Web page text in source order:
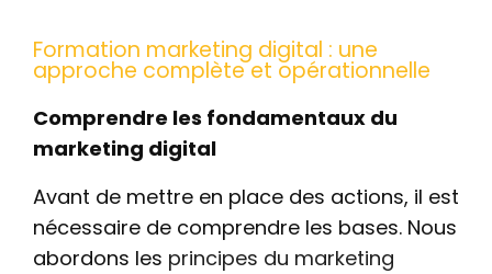
Formation marketing digital : une
approche complète et opérationnelle
Comprendre les fondamentaux du
marketing digital
Avant de mettre en place des actions, il est
nécessaire de comprendre les bases. Nous
abordons les principes du marketing